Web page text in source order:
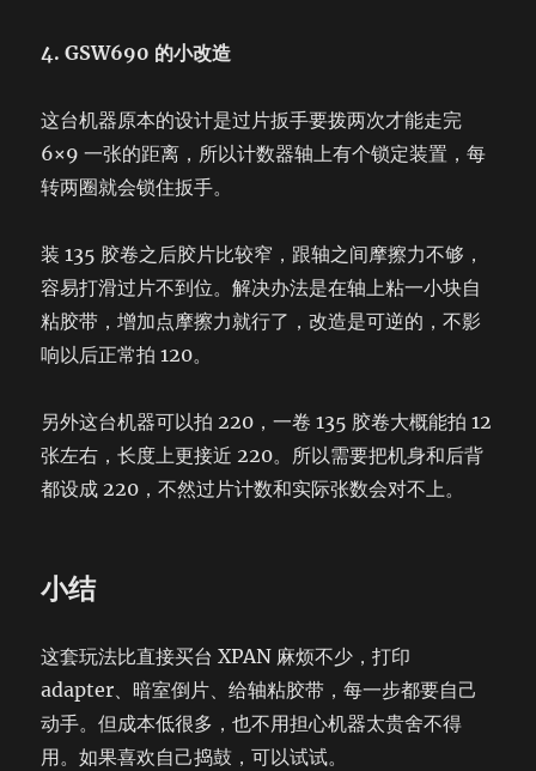
4. GSW690 的小改造
这台机器原本的设计是过片扳手要拨两次才能走完
6×9 一张的距离，所以计数器轴上有个锁定装置，每
转两圈就会锁住扳手。
装 135 胶卷之后胶片比较窄，跟轴之间摩擦力不够，
容易打滑过片不到位。解决办法是在轴上粘一小块自
粘胶带，增加点摩擦力就行了，改造是可逆的，不影
响以后正常拍 120。
另外这台机器可以拍 220，一卷 135 胶卷大概能拍 12
张左右，长度上更接近 220。所以需要把机身和后背
都设成 220，不然过片计数和实际张数会对不上。
小结
这套玩法比直接买台 XPAN 麻烦不少，打印
adapter、暗室倒片、给轴粘胶带，每一步都要自己
动手。但成本低很多，也不用担心机器太贵舍不得
用。如果喜欢自己捣鼓，可以试试。